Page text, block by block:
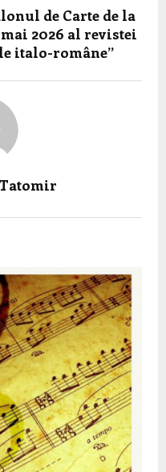
de Carte de la
2026 al revistei
italo-române”